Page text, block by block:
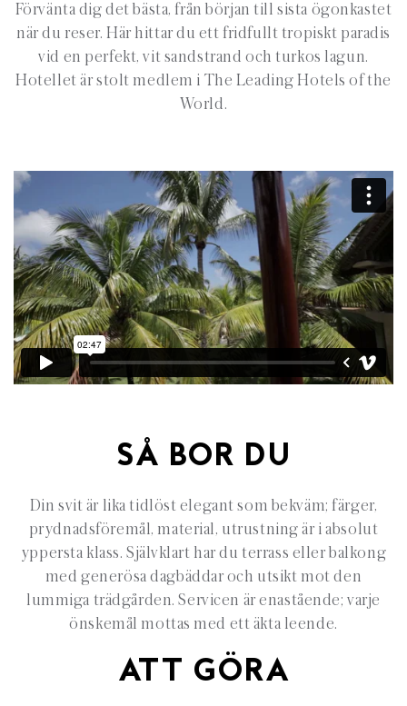
Förvänta dig det bästa, från början till sista ögonkastet
när du reser. Här hittar du ett fridfullt tropiskt paradis
vid en perfekt, vit sandstrand och turkos lagun.
Hotellet är stolt medlem i The Leading Hotels of the
World.
SÅ BOR DU
Din svit är lika tidlöst elegant som bekväm; färger,
prydnadsföremål, material, utrustning är i absolut
yppersta klass. Självklart har du terrass eller balkong
med generösa dagbäddar och utsikt mot den
lummiga trädgården. Servicen är enastående; varje
önskemål mottas med ett äkta leende.
ATT GÖRA